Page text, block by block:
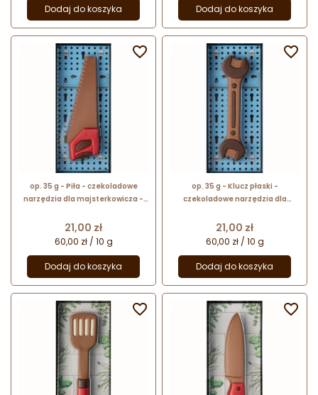
Dodaj do koszyka Dodaj do koszyka
op. 35 g - Piła - czekoladowe
narzędzia dla majsterkowicza -
Cena
21,00 zł
60,00 zł / 10 g
Dodaj do koszyka

op. 35 g - Klucz płaski -
czekoladowe narzędzia dla
prezentowy w pudełku
Cena
21,00 zł
60,00 zł / 10 g
Dodaj do koszyka

 